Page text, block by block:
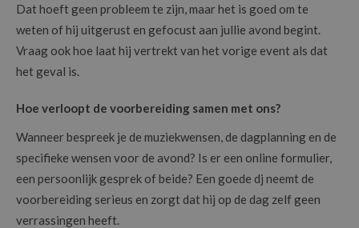
Dat hoeft geen probleem te zijn, maar het is goed om te
weten of hij uitgerust en gefocust aan jullie avond begint.
Vraag ook hoe laat hij vertrekt van het vorige event als dat
het geval is.
Hoe verloopt de voorbereiding samen met ons?
Wanneer bespreek je de muziekwensen, de dagplanning en de
specifieke wensen voor de avond? Is er een online formulier,
een persoonlijk gesprek of beide? Een goede dj neemt de
voorbereiding serieus en zorgt dat hij op de dag zelf geen
verrassingen heeft.